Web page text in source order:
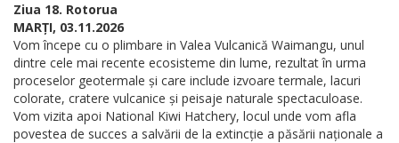
Ziua 18. Rotorua
MARȚI, 03.11.2026
Vom începe cu o plimbare in Valea Vulcanică Waimangu, unul
dintre cele mai recente ecosisteme din lume, rezultat în urma
proceselor geotermale și care include izvoare termale, lacuri
colorate, cratere vulcanice și peisaje naturale spectaculoase.
Vom vizita apoi National Kiwi Hatchery, locul unde vom afla
povestea de succes a salvării de la extincție a păsării naționale a